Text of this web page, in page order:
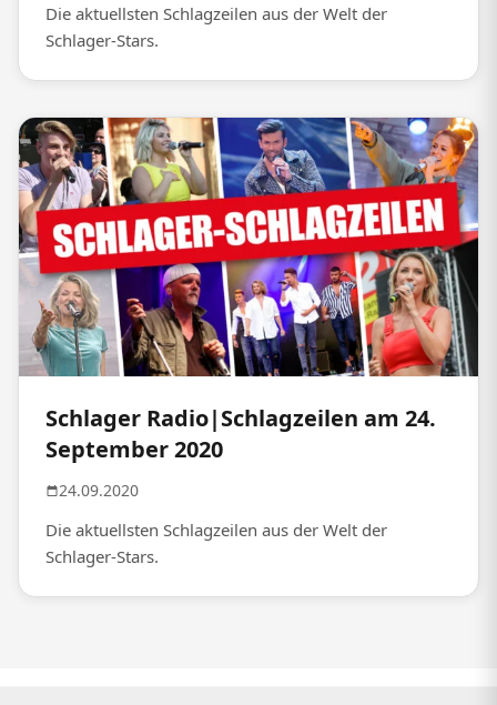
Die aktuellsten Schlagzeilen aus der Welt der
Schlager-Stars.
Schlager Radio|Schlagzeilen am 24.
September 2020
24.09.2020
Die aktuellsten Schlagzeilen aus der Welt der
Schlager-Stars.